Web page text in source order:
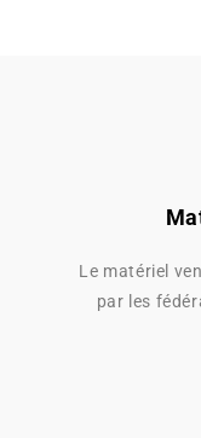
Le matériel
par les